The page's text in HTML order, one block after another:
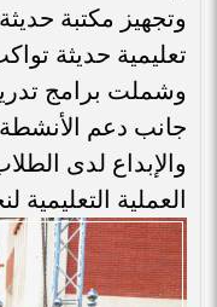
وتجهيز مكتبة
تعليمية حديثة
وشملت برامج
جانب دعم الأنشطة
والإبداع لدى
العملية التعليمية لنحو 500 تلميذ